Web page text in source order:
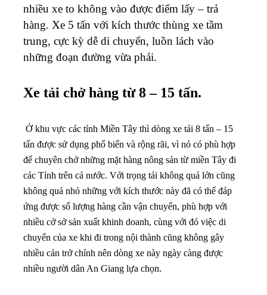
nhiều xe to không vào được điểm lấy – trả
hàng. Xe 5 tấn với kích thước thùng xe tầm
trung, cực kỳ dễ di chuyển, luồn lách vào
những đoạn đường vừa phải.
Xe tải chở hàng từ 8 – 15 tấn.
Ở khu vực các tỉnh Miền Tây thì dòng xe tải 8 tấn – 15
tấn được sử dụng phổ biến và rộng rãi, vì nó có phù hợp
để chuyên chở những mặt hàng nông sản từ miền Tây đi
các Tỉnh trên cả nước. Với trọng tải không quá lớn cũng
không quá nhỏ những với kích thước này đã có thể đáp
ứng được số lượng hàng cần vận chuyển, phù hợp với
nhiều cở sở sản xuất khinh doanh, cùng với đó việc di
chuyển của xe khi đi trong nội thành cũng không gây
nhiều cản trở chính nên dòng xe này ngày càng được
nhiều người dân An Giang lựa chọn.